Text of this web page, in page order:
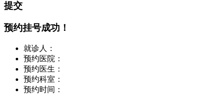
提交
预约挂号成功！
就诊人：
预约医院：
预约医生：
预约科室：
预约时间：